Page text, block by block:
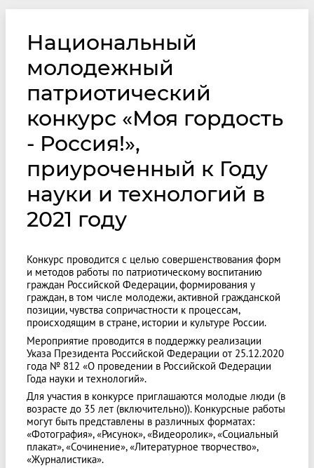
Национальный
молодежный
патриотический
конкурс «Моя гордость
- Россия!»,
приуроченный к Году
науки и технологий в
2021 году
Конкурс проводится с целью совершенствования форм
и методов работы по патриотическому воспитанию
граждан Российской Федерации, формирования у
граждан, в том числе молодежи, активной гражданской
позиции, чувства сопричастности к процессам,
происходящим в стране, истории и культуре России.
Мероприятие проводится в поддержку реализации
Указа Президента Российской Федерации от 25.12.2020
года № 812 «О проведении в Российской Федерации
Года науки и технологий».
Для участия в конкурсе приглашаются молодые люди (в
возрасте до 35 лет (включительно)). Конкурсные работы
могут быть представлены в различных форматах:
«Фотография», «Рисунок», «Видеоролик», «Социальный
плакат», «Сочинение», «Литературное творчество»,
«Журналистика».